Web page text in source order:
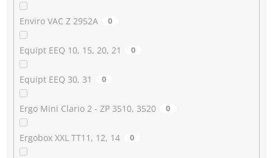
Enviro VAC Z 2952A 0
Equipt EEQ 10, 15, 20, 21 0
Equipt EEQ 30, 31 0
Ergo Mini Clario 2 - ZP 3510, 3520 0
Ergobox XXL TT11, 12, 14 0